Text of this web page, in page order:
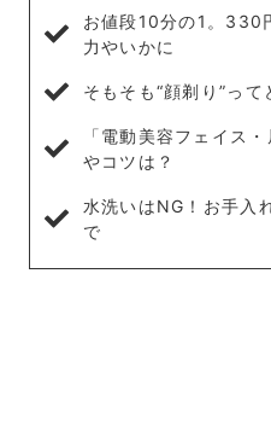
お値段10分の1。330
力やいかに
そもそも“顔剃り”っ
「電動美容フェイス
やコツは？
水洗いはNG！お手入
で